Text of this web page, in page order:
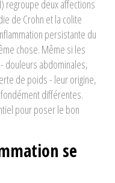
regroupe deux affections
de Crohn et la colite
persistante du
chose. Même si les
douleurs abdominales,
de poids - leur origine,
différentes.
pour poser le bon
se